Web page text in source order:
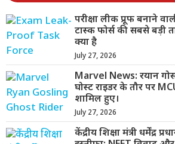
परीक्षा लीक प्रूफ बनाने
टास्क फोर्स की सबसे बड़ी
क्या है
July 27, 2026
Marvel News: रयान
घोस्ट राइडर के तौर पर
शामिल हुए।
July 27, 2026
केंद्रीय शिक्षा मंत्री धर्मेंद्र